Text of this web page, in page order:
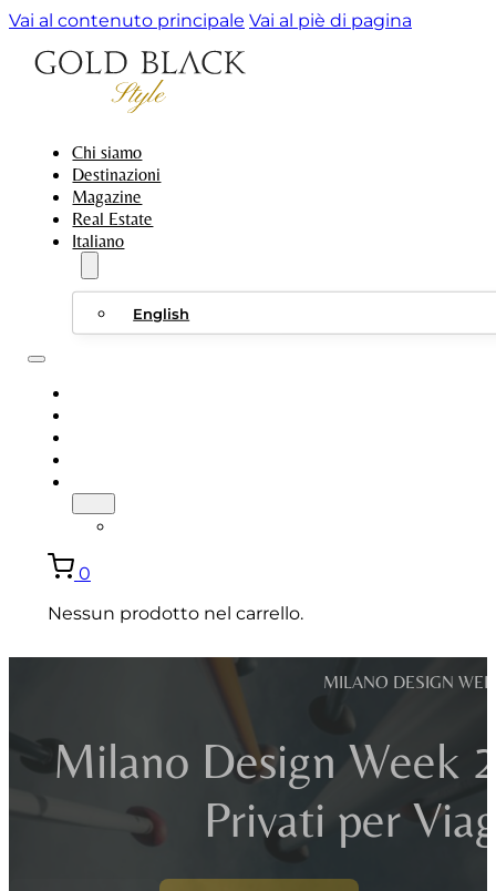
Vai al contenuto principale Vai al piè di pagina
Chi siamo
Destinazioni
Magazine
Real Estate
Italiano
English
0
Nessun prodotto nel carrello.
MILANO DESIGN
Milano Design Week
Privati per